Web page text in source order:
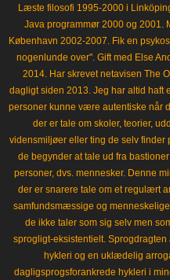
Læste filosofi 1995-2000 i
Java programmør 2000 og
København 2002-2007. Fik en
nogenlunde over". Gift med Else
2014. Har skrevet netavisen The
dagligt siden 2013. Jeg har altid haft
personer kunne være autentiske når
der er tale om skoler, teorier,
vidensmiljøer eller ting de selv finder
de begynder at tale ud fra
personer, dvs. mennesker. Denne
der er snarere tale om et regulært
samfundsmæssige og
de ikke taler som sig selv men
sprogligt-eksistentielt.
hykleri og en uklædelig
dagligsprogsforankrede hykleri i